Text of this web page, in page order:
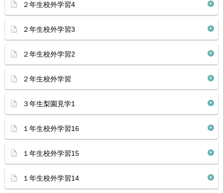
２年生校外学習4
２年生校外学習3
２年生校外学習2
２年生校外学習
３年生梨園見学1
１年生校外学習16
１年生校外学習15
１年生校外学習14